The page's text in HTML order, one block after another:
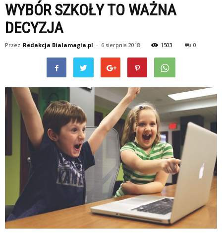
WYBÓR SZKOŁY TO WAŻNA
DECYZJA
Przez Redakcja Bialamagia.pl - 6 sierpnia 2018 1503 0